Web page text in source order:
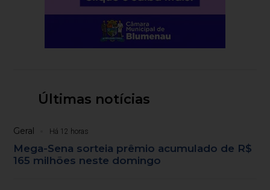
Últimas notícias
Geral Há 12 horas
Mega-Sena sorteia prêmio acumulado de R$
165 milhões neste domingo